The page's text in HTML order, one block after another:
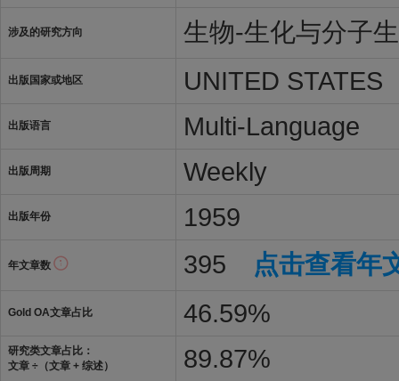
涉及的研究方向 生物-生化与分子
出版国家或地区 UNITED STATES
出版语言 Multi-Language
出版周期 Weekly
出版年份 1959
年文章数 395 点击查看年
Gold OA文章占比 46.59%
研究类文章占比：
文章 ÷（文章 + 综述）
89.87%